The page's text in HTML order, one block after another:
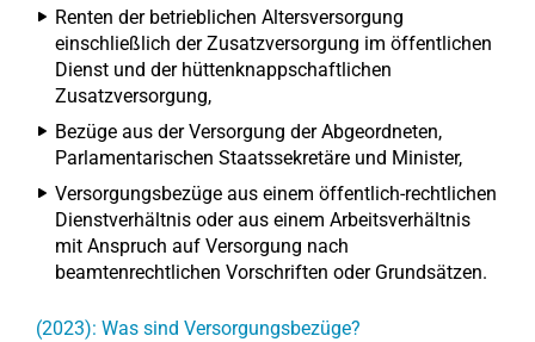
Renten der betrieblichen Altersversorgung
einschließlich der Zusatzversorgung im öffentlichen
Dienst und der hüttenknappschaftlichen
Zusatzversorgung,
Bezüge aus der Versorgung der Abgeordneten,
Parlamentarischen Staatssekretäre und Minister,
Versorgungsbezüge aus einem öffentlich-rechtlichen
Dienstverhältnis oder aus einem Arbeitsverhältnis
mit Anspruch auf Versorgung nach
beamtenrechtlichen Vorschriften oder Grundsätzen.
(2023): Was sind Versorgungsbezüge?